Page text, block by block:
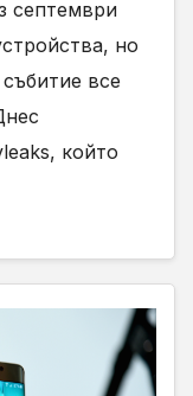
септември
но
все
който